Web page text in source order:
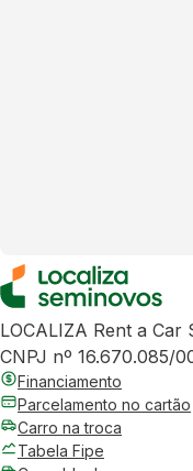
LOCALIZA Rent a Car
CNPJ nº 16.670.085/
Financiamento
Parcelamento no cartão
Carro na troca
Tabela Fipe